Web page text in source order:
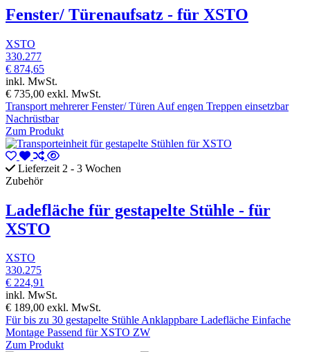
Fenster/ Türenaufsatz - für XSTO
XSTO
330.277
€ 874,65
inkl. MwSt.
€ 735,00 exkl. MwSt.
Transport mehrerer Fenster/ Türen Auf engen Treppen einsetzbar
Nachrüstbar
Zum Produkt
Lieferzeit 2 - 3 Wochen
Zubehör
Ladefläche für gestapelte Stühle - für
XSTO
XSTO
330.275
€ 224,91
inkl. MwSt.
€ 189,00 exkl. MwSt.
Für bis zu 30 gestapelte Stühle Anklappbare Ladefläche Einfache
Montage Passend für XSTO ZW
Zum Produkt